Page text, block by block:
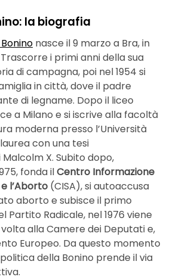
la biografia
nasce il 9 marzo a Bra, in
i primi anni della sua
di campagna, poi nel 1954 si
in città, dove il padre
di legname. Dopo il liceo
a Milano e si iscrive alla facoltà
moderna presso l’Università
laurea con una tesi
X. Subito dopo,
fonda ilCentro Informazione
l’Aborto (CISA), si autoaccusa
aborto e subisce il primo
Partito Radicale, nel 1976 viene
alla Camere dei Deputati e,
Europeo. Da questo momento
della Bonino prende il via